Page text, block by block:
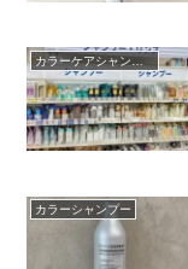
カラーケアシャンプー
カラーシャンプー